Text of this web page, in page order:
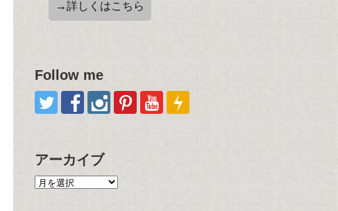
→詳しくはこちら
Follow me
アーカイブ